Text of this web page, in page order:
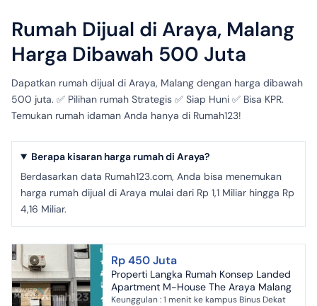
Rumah Dijual di Araya, Malang
Harga Dibawah 500 Juta
Dapatkan rumah dijual di Araya, Malang dengan harga dibawah
500 juta. ✅ Pilihan rumah Strategis ✅ Siap Huni ✅ Bisa KPR.
Temukan rumah idaman Anda hanya di Rumah123!
Berapa kisaran harga rumah di Araya?
Berdasarkan data Rumah123.com, Anda bisa menemukan
harga rumah dijual di Araya mulai dari Rp 1,1 Miliar hingga Rp
4,16 Miliar.
Rp 450 Juta
Properti Langka Rumah Konsep Landed
Apartment M-House The Araya Malang
Keunggulan : ⁠1 menit ke kampus Binus ⁠Dekat